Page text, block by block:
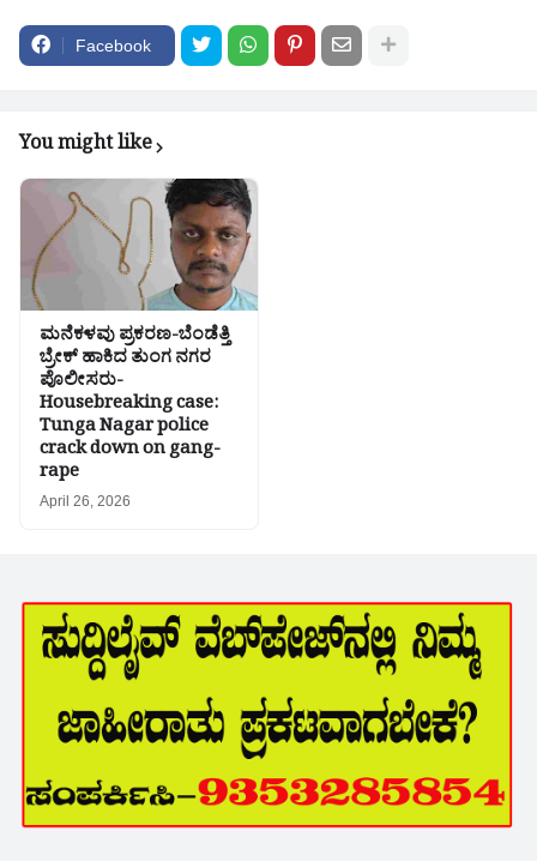
Facebook
You might like
ಮನೆಕಳವು ಪ್ರಕರಣ-ಬೆಂಡೆತ್ತಿ
ಬ್ರೇಕ್ ಹಾಕಿದ ತುಂಗ ನಗರ
ಪೊಲೀಸರು-
Housebreaking case:
Tunga Nagar police
crack down on gang-
rape
April 26, 2026